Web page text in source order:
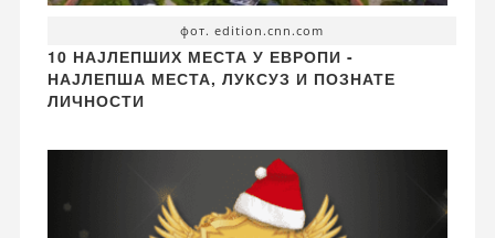
фот. edition.cnn.com
10 НАЈЛЕПШИХ МЕСТА У ЕВРОПИ -
НАЈЛЕПША МЕСТА, ЛУКСУЗ И ПОЗНАТЕ
ЛИЧНОСТИ